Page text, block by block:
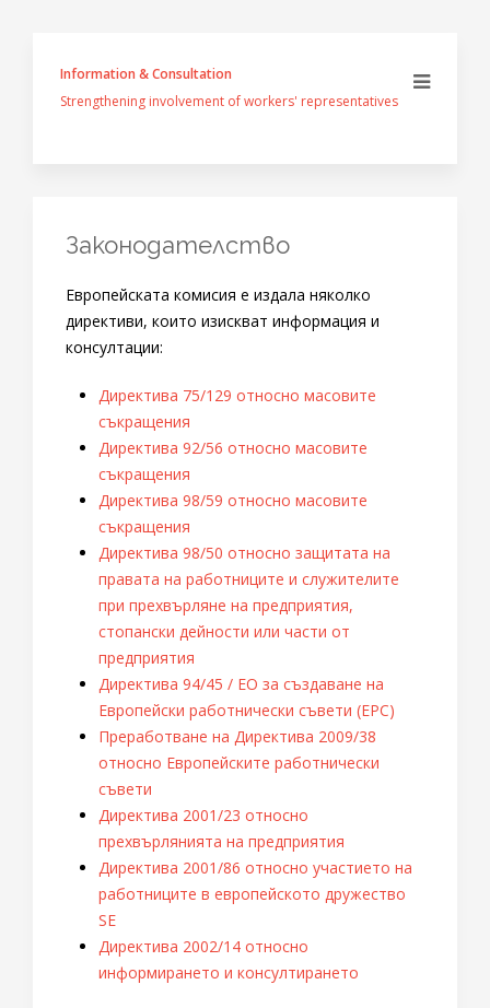
Information & Consultation
Strengthening involvement of workers' representatives
Законодателство
Европейската комисия е издала няколко
директиви, които изискват информация и
консултации:
Директива 75/129 относно масовите
съкращения
Директива 92/56 относно масовите
съкращения
Директива 98/59 относно масовите
съкращения
Директива 98/50 относно защитата на
правата на работниците и служителите
при прехвърляне на предприятия,
стопански дейности или части от
предприятия
Директива 94/45 / ЕО за създаване на
Европейски работнически съвети (ЕРС)
Преработване на Директива 2009/38
относно Европейските работнически
съвети
Директива 2001/23 относно
прехвърлянията на предприятия
Директива 2001/86 относно участието на
работниците в европейското дружество
SE
Директива 2002/14 относно
информирането и консултирането